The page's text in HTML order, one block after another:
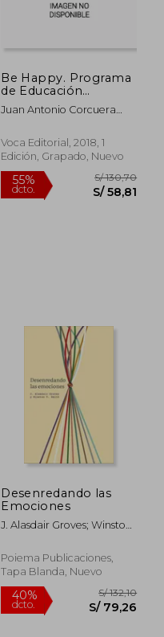
Rápido
Be Happy. Programa
de Educación
Emocional (Curso 6)
Juan Antonio Corcuera
Voca Editorial, 2018, 1
Edición, Grapado, Nuevo
Desenredando las
Emociones
J. Alasdair Groves; Winston
Poiema Publicaciones,
Tapa Blanda, Nuevo